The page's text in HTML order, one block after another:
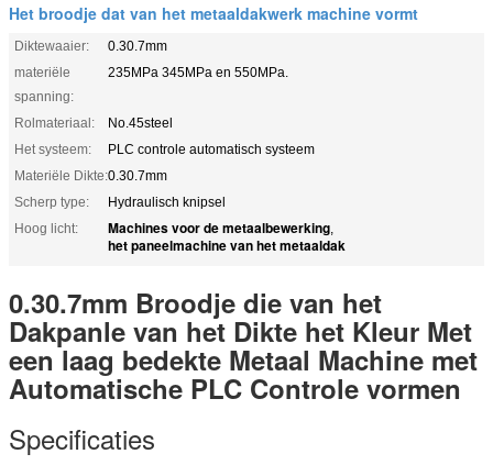
Het broodje dat van het metaaldakwerk machine vormt
Diktewaaier:
0.30.7mm
materiële
spanning:
235MPa 345MPa en 550MPa.
Rolmateriaal:
No.45steel
Het systeem:
PLC controle automatisch systeem
Materiële Dikte:0.30.7mm
Scherp type:
Hydraulisch knipsel
Hoog licht:
Machines voor de metaalbewerking,
het paneelmachine van het metaaldak
0.30.7mm Broodje die van het
Dakpanle van het Dikte het Kleur Met
een laag bedekte Metaal Machine met
Automatische PLC Controle vormen
Specificaties